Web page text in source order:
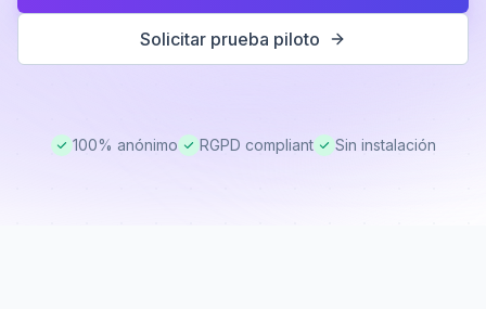
Solicitar prueba piloto
100% anónimo RGPD compliant Sin instalación